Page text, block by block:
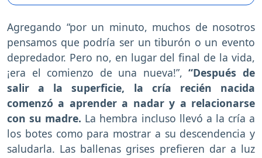
Agregando “por un minuto, muchos de nosotros
pensamos que podría ser un tiburón o un evento
depredador. Pero no, en lugar del final de la vida,
¡era el comienzo de una nueva!”,“Después de
salir a la superficie, la cría recién nacida
comenzó a aprender a nadar y a relacionarse
con su madre. La hembra incluso llevó a la cría a
los botes como para mostrar a su descendencia y
saludarla. Las ballenas grises prefieren dar a luz